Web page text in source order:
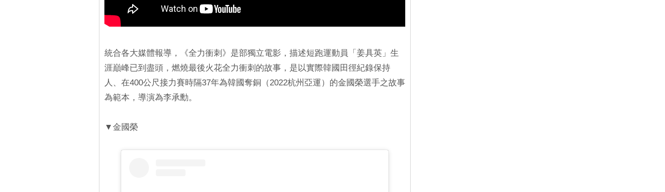
統合各大媒體報導，《全力衝刺》是部獨立電影，描述短跑運動員「姜具英」生
涯巔峰已到盡頭，燃燒最後火花全力衝刺的故事，是以實際韓國田徑紀錄保持
人、在400公尺接力賽時隔37年為韓國奪銅（2022杭州亞運）的金國榮選手之故事
為範本，導演為李承勳。
▼金國榮